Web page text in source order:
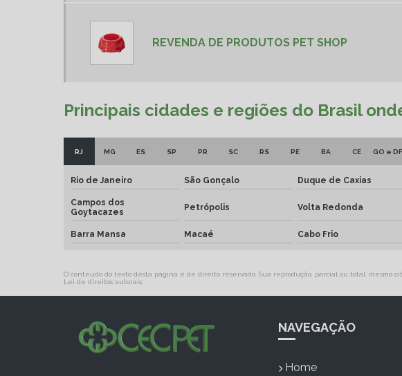
REVENDA DE PRODUTOS PET SHOP
Principais cidades e regiões do Brasil
RJ MG ES SP PR SC RS PE BA CE GO e DF
Rio de Janeiro São Gonçalo Duque de Caxias
Campos dos
Goytacazes
Petrópolis Volta Redonda
Barra Mansa Macaé Cabo Frio
O conteúdo do texto desta página é de direito reservado. Sua reprodução, parcial ou total, mesmo
Lei de direitos autorais.
NAVEGAÇÃO
Home